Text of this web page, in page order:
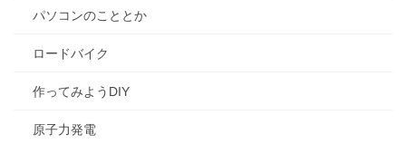
パソコンのこととか
ロードバイク
作ってみようDIY
原子力発電